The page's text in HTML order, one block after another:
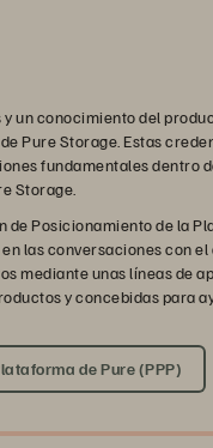
un conocimiento del
Pure Storage. Estas
fundamentales dentro
Storage.
de Posicionamiento de la
las conversaciones con
mediante unas líneas de
y concebidas para
de Pure (PPP)